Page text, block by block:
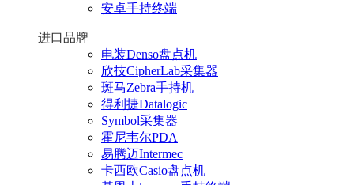
安卓手持终端
进口品牌
电装Denso盘点机
欣技CipherLab采集器
斑马Zebra手持机
得利捷Datalogic
Symbol采集器
霍尼韦尔PDA
易腾迈Intermec
卡西欧Casio盘点机